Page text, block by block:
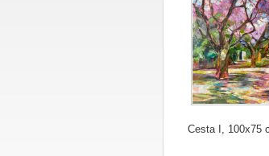
Cesta I, 100x75